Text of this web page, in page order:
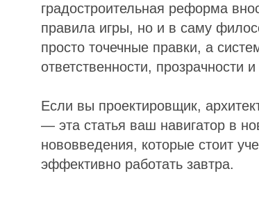
градостроительная реформа
правила игры, но и в саму
просто точечные правки, а
ответственности, прозрачности
Если вы проектировщик,
— эта статья ваш навигатор в
нововведения, которые стоит
эффективно работать завтра.